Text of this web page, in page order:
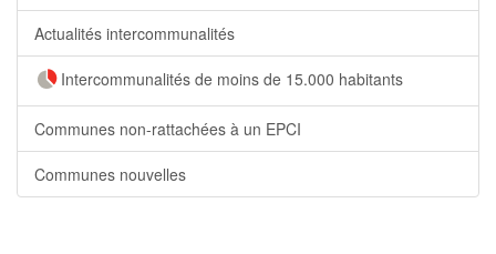
Actualités intercommunalités
Intercommunalités de moins de 15.000 habitants
Communes non-rattachées à un EPCI
Communes nouvelles